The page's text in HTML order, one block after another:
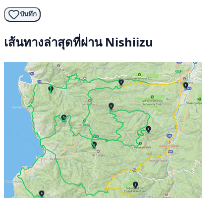
บันทึก
เส้นทางล่าสุดที่ผ่าน Nishiizu